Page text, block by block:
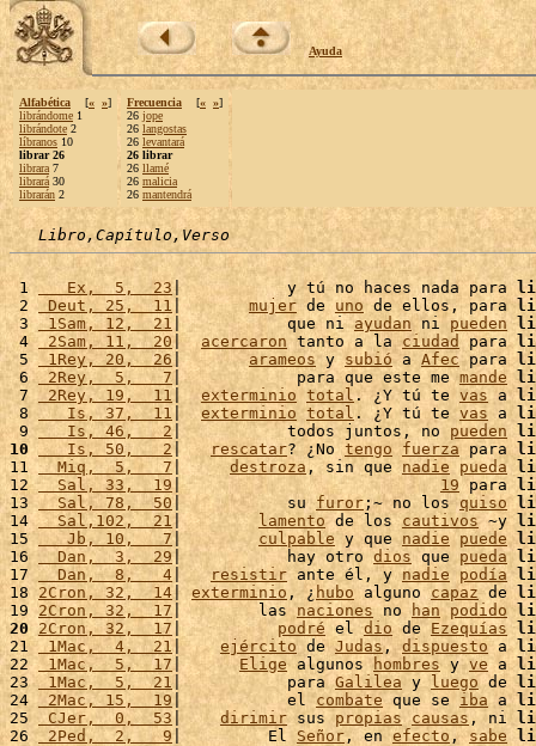
Ayuda
Alfabética [« »]
librándome 1
librándote 2
líbranos 10
librar 26
librara 7
librará 30
librarán 2
Frecuencia [« »]
26 jope
26 langostas
26 levantará
26 librar
26 llamé
26 malicia
26 mantendrá
Libro,Capítulo,Verso
1
   Ex,  5,  23
|           y tú no haces nada para
2 Deut, 25,  11 | mujer de uno de ellos, para
3 1Sam, 12,  21 |           que ni ayudan ni pueden
4
2Sam, 11,  20| acercaron tanto a la ciudad para
5
1Rey, 20,  26 | arameos y subió a Afec para
6
2Rey,  5,   7 |            para que este me mande
7 2Rey, 19,  11 | exterminio total. ¿Y tú te vas a
8
   Is, 37,  11
| exterminio total . ¿Y tú te vas a
9
   Is, 46,   2
|           todos juntos, no pueden
10
   Is, 50,   2
| rescatar? ¿No tengo fuerza para
11
  Miq,  5,   7
| destroza , sin que nadie pueda
12
  Sal, 33,  19
| 19 para
13
  Sal, 78,  50
|           su furor ;~ no los quiso
14
  Sal,102,  21
| lamento de los cautivos ~y
15
   Jb, 10,   7
| culpable y que nadie puede
16
  Dan,  3,  29
|           hay otro dios que pueda
17
  Dan,  8,   4
| resistir ante él, y nadie podía
18 2Cron, 32,  14| exterminio , ¿ hubo alguno capaz de
19 2Cron, 32,  17 |        las naciones no han podido
20 2Cron, 32,  17 | podré el dio de Ezequías
21
1Mac,  4,  21| ejército de Judas, dispuesto a
22
1Mac,  5,  17| Elige algunos hombres y ve a
23 1Mac,  5,  21 |           para Galilea y luego de
24 2Mac, 15,  19 |           el combate que se iba a
25
CJer,  0,  53 | dirimir sus propias causas , ni
26 2Ped,  2,   9 |         El Señor, en efecto , sabe